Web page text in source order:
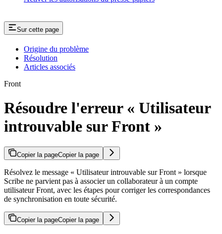
Sur cette page
Origine du problème
Résolution
Articles associés
Front
Résoudre l'erreur « Utilisateur
introuvable sur Front »
Copier la pageCopier la page
Résolvez le message « Utilisateur introuvable sur Front » lorsque
Scribe ne parvient pas à associer un collaborateur à un compte
utilisateur Front, avec les étapes pour corriger les correspondances
de synchronisation en toute sécurité.
Copier la pageCopier la page